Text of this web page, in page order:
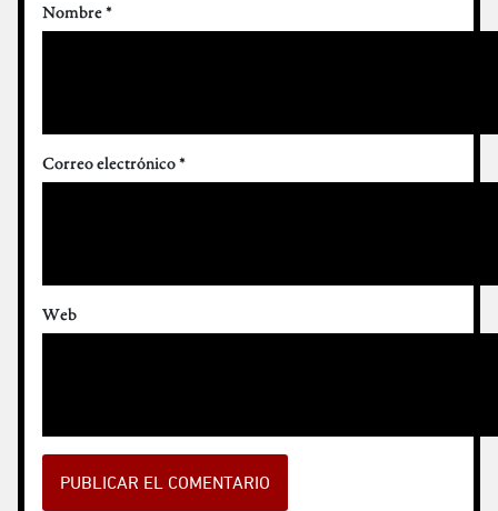
Nombre*
Correo electrónico*
Web